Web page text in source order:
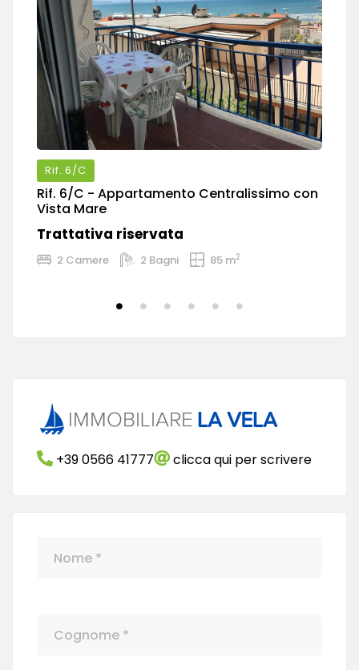
Rif.6/C
Rif. 6/C - Appartamento Centralissimo con
Vista Mare
Trattativa riservata
2 Camere 2 Bagni 85 m2
+39 0566 41777 clicca qui per scrivere